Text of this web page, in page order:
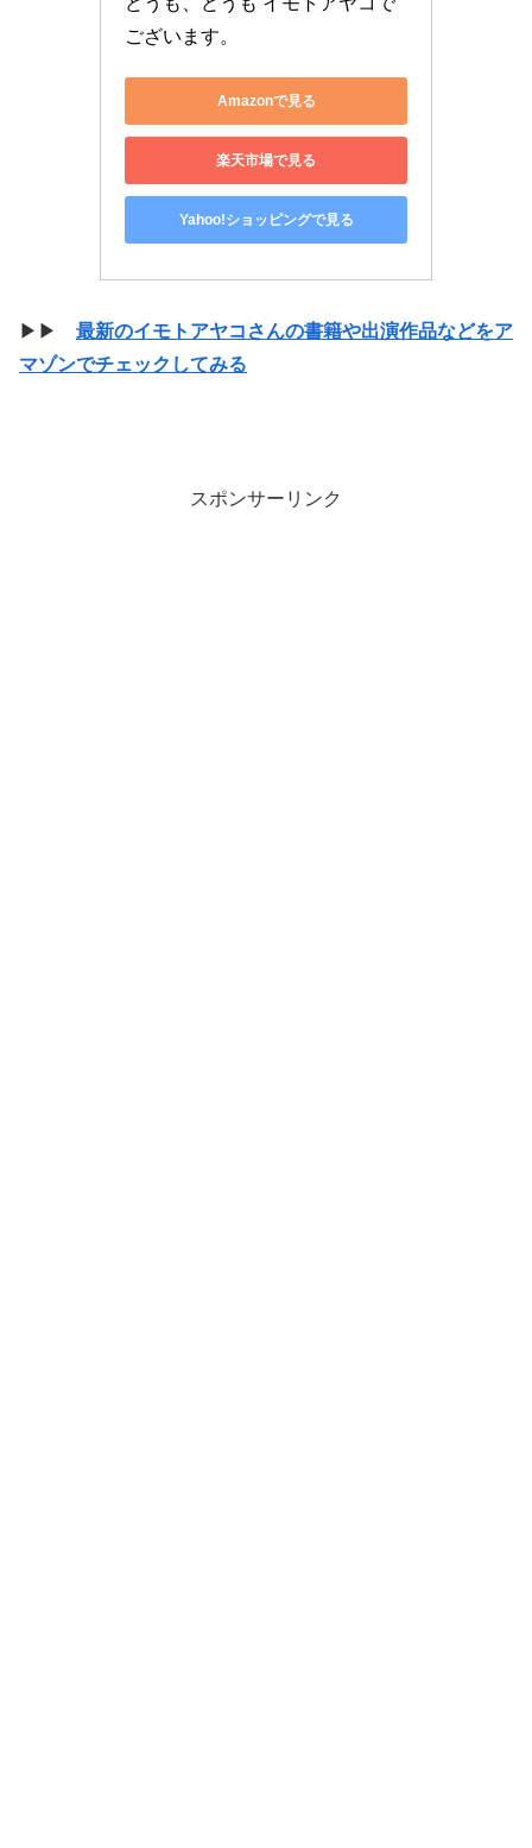
ございます。
Amazonで見る
楽天市場で見る
Yahoo!ショッピングで見る
▶▶ 最新のイモトアヤコさんの書籍や出演作品などをア
マゾンでチェックしてみる
スポンサーリンク